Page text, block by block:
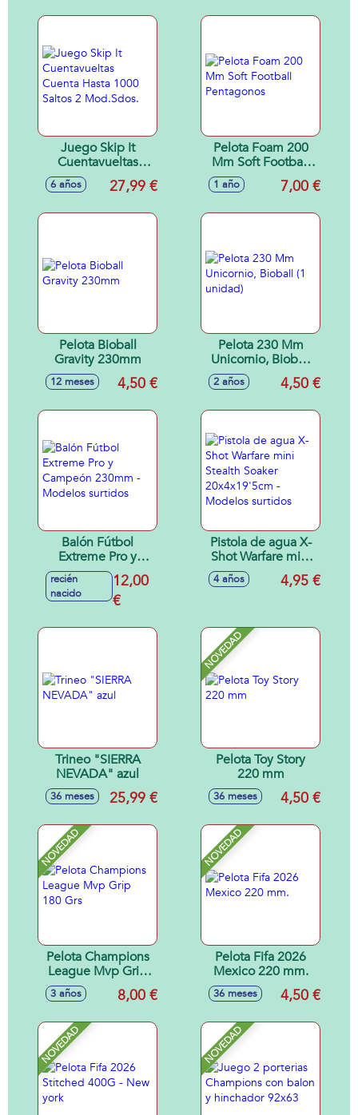
Juego Skip It
Cuentavueltas
Cuenta Hasta 1000
Saltos 2 Mod.Sdos.
6 años 27,99 €
Pelota Foam 200
Mm Soft Football
Pentagonos
1 año 7,00 €
Pelota Bioball
Gravity 230mm
12 meses 4,50 €
Pelota 230 Mm
Unicornio, Bioball
(1 unidad)
2 años 4,50 €
Balón Fútbol
Extreme Pro y
Campeón 230mm -
Modelos surtidos
recién
nacido
12,00
€
Pistola de agua X-
Shot Warfare mini
Stealth Soaker
20x4x19'5cm -
4 años 4,95 €
Trineo "SIERRA
NEVADA" azul
36 meses 25,99 €
NOVEDAD
Pelota Toy Story
220 mm
36 meses 4,50 €
NOVEDAD
Pelota Champions
League Mvp Grip
180 Grs
3 años 8,00 €
NOVEDAD
Pelota Fifa 2026
Mexico 220 mm.
36 meses 4,50 €
NOVEDAD NOVEDAD